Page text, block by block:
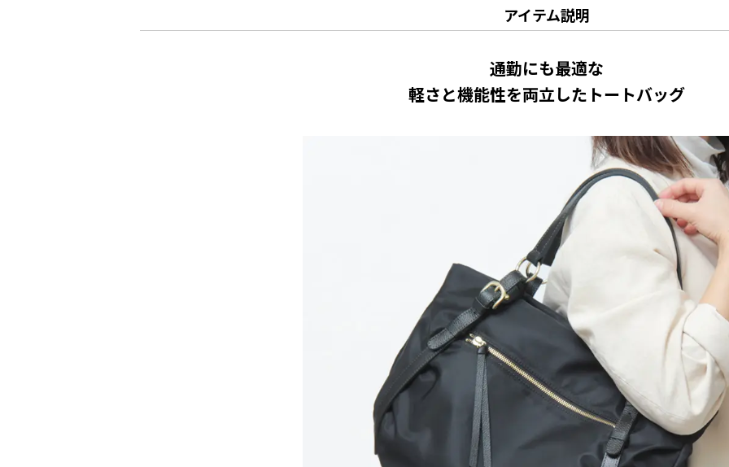
アイテム説明
通勤にも最適な
軽さと機能性を両立したトートバッグ